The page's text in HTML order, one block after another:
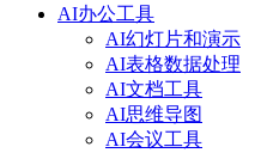
AI办公工具
AI幻灯片和演示
AI表格数据处理
AI文档工具
AI思维导图
AI会议工具